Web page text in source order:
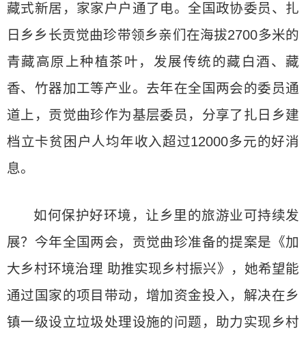
藏式新居，家家户户通了电。全国政协委员、扎
日乡乡长贡觉曲珍带领乡亲们在海拔2700多米的
青藏高原上种植茶叶，发展传统的藏白酒、藏
香、竹器加工等产业。去年在全国两会的委员通
道上，贡觉曲珍作为基层委员，分享了扎日乡建
档立卡贫困户人均年收入超过12000多元的好消
息。
如何保护好环境，让乡里的旅游业可持续发
展？今年全国两会，贡觉曲珍准备的提案是《加
大乡村环境治理 助推实现乡村振兴》，她希望能
通过国家的项目带动，增加资金投入，解决在乡
镇一级设立垃圾处理设施的问题，助力实现乡村